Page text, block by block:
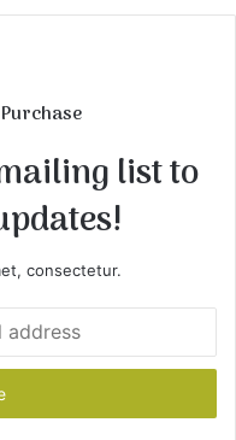
list to
consectetur.